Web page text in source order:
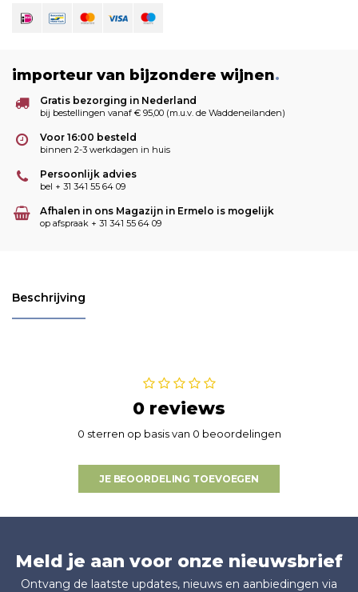
importeur van bijzondere wijnen.
Gratis bezorging in Nederland
bij bestellingen vanaf € 95,00 (m.u.v. de Waddeneilanden)
Voor 16:00 besteld
binnen 2-3 werkdagen in huis
Persoonlijk advies
bel + 31 341 55 64 09
Afhalen in ons Magazijn in Ermelo is mogelijk
op afspraak + 31 341 55 64 09
Beschrijving
0 reviews
0 sterren op basis van 0 beoordelingen
JE BEOORDELING TOEVOEGEN
Meld je aan voor onze nieuwsbrief
Ontvang de laatste updates, nieuws en aanbiedingen via